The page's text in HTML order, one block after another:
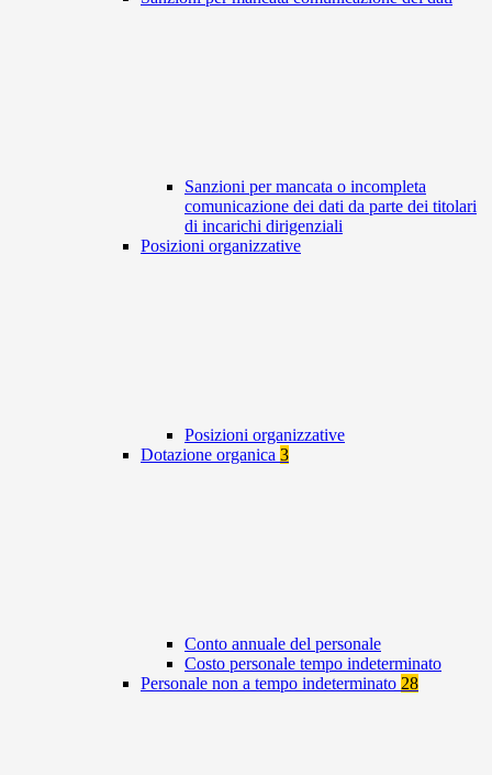
Sanzioni per mancata o incompleta
comunicazione dei dati da parte dei titolari
di incarichi dirigenziali
Posizioni organizzative
Posizioni organizzative
Dotazione organica 3
Conto annuale del personale
Costo personale tempo indeterminato
Personale non a tempo indeterminato 28